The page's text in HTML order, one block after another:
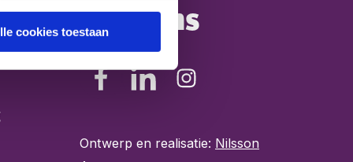
cookies toestaanVolg ons
Ontwerp en realisatie: Nilsson